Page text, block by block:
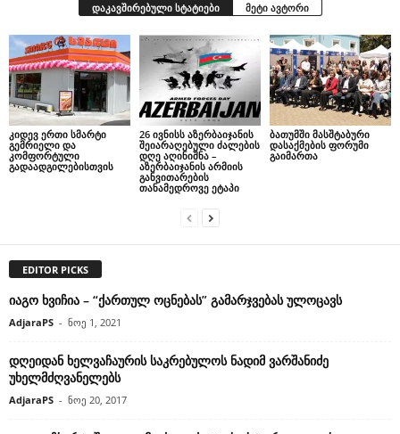
დაკავშირებული სტატიები მეტი ავტორი
კიდევ ერთი სმარტი
გემრიელი და
კომფორტული
გადაადგილებისთვის
26 ივნისს აზერბაიჯანის
შეიარაღებული ძალების
დღე აღინიშნა –
აზერბაიჯანის არმიის
განვითარების
თანამედროვე ეტაპი
ბათუმში მასშტაბური
დასაქმების ფორუმი
გაიმართა
EDITOR PICKS
იაგო ხვიჩია – “ქართულ ოცნებას” გამარჯვებას ულოცავს
AdjaraPS - ნოე 1, 2021
დღეიდან ხელვაჩაურის საკრებულოს ნადიმ ვარშანიძე
უხელმძღვანელებს
AdjaraPS - ნოე 20, 2017